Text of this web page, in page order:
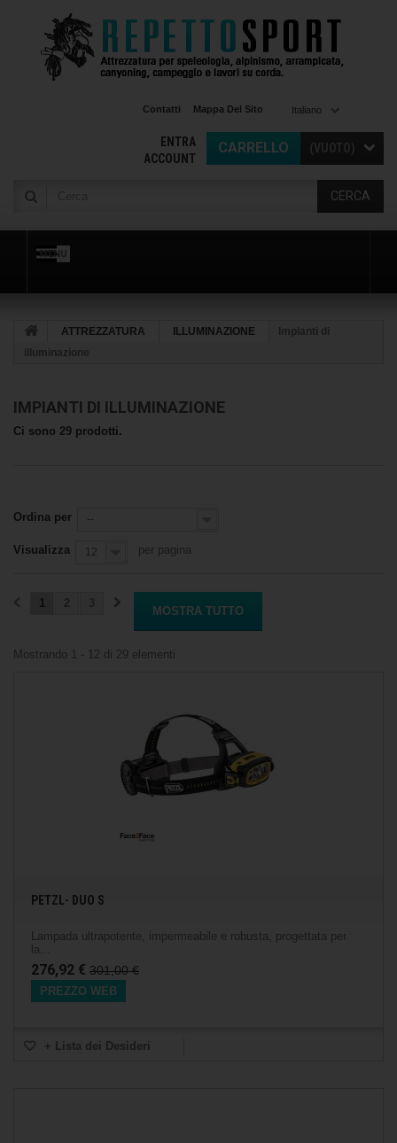
Italiano
Contatti Mappa Del Sito
CARRELLO
ENTRA
ACCOUNT
CERCA
MENU
ATTREZZATURA ILLUMINAZIONE
Impianti di
illuminazione
IMPIANTI DI ILLUMINAZIONE
Ci sono 29 prodotti.
Ordina per --
Visualizza 12 per pagina
MOSTRA TUTTO
1
Mostrando 1 - 12 di 29 elementi
PETZL- DUO S
Lampada ultrapotente, impermeabile e robusta, progettata per
la...
276,92 € 301,00 €
PREZZO WEB
+ Lista dei Desideri